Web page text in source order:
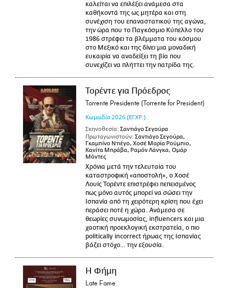
καλείται να επιλέξει ανάμεσα στα
καθήκοντά της ως μητέρα και στη
συνέχιση του επαναστατικού της αγώνα,
την ώρα που το Παγκόσμιο Κύπελλο του
1986 στρέφει τα βλέμματα του κόσμου
στο Μεξικό και της δίνει μια μοναδική
ευκαιρία να αναδείξει τη βία που
συνεχίζει να πλήττει την πατρίδα της.
Τορέντε για Πρόεδρος
Torrente Presidente (Torrente for President)
Κωμωδία 2026 (ΕΓΧΡ.)
Σκηνοθεσία: Σαντιάγο Σεγούρα
Πρωταγωνιστούν: Σαντιάγο Σεγούρα,
Γκαμπίνο Ντιέγο, Χοσέ Μαρία Ρούμπιο,
Κανίτα Μπράβα, Ραμόν Λάνγκα, Ομάρ
Μόντες
Χρόνια μετά την τελευταία του
καταστροφική «αποστολή», ο Χοσέ
Λουίς Τορέντε επιστρέφει πεπεισμένος
πως μόνο αυτός μπορεί να σώσει την
Ισπανία από τη χειρότερη κρίση που έχει
περάσει ποτέ η χώρα. Ανάμεσα σε
θεωρίες συνωμοσίας, influencers και μια
χαοτική προεκλογική εκστρατεία, ο πιο
politically incorrect ήρωας της Ισπανίας
βάζει στόχο… την εξουσία.
Η Φήμη
Late Fame